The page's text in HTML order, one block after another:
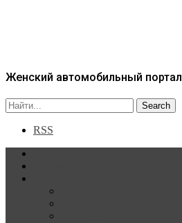
Женский автомобильный портал
RSS